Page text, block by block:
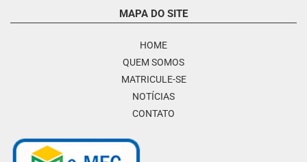
MAPA DO SITE
HOME
QUEM SOMOS
MATRICULE-SE
NOTÍCIAS
CONTATO